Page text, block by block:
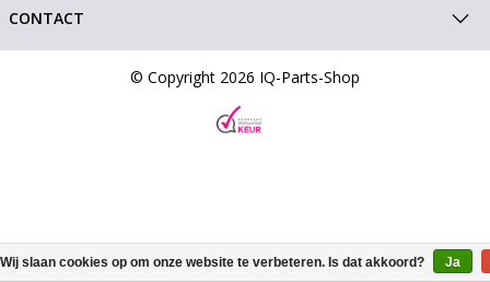
CONTACT
© Copyright 2026 IQ-Parts-Shop
Wij slaan cookies op om onze website te verbeteren. Is dat akkoord? Ja